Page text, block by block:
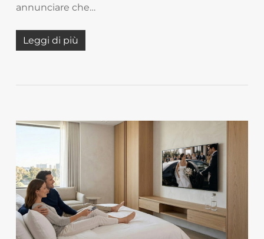
annunciare che…
Leggi di più